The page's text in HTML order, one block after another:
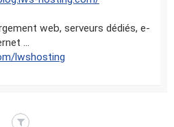
web, serveurs dédiés, e-
...
lwshosting